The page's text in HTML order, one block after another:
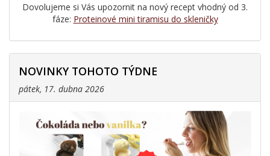
Dovolujeme si Vás upozornit na nový recept vhodný od 3.
fáze: Proteinové mini tiramisu do skleničky
NOVINKY TOHOTO TÝDNE
pátek, 17. dubna 2026